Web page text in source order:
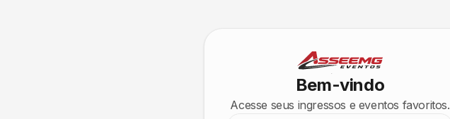
Bem-vindo
Acesse seus ingressos e eventos favoritos.